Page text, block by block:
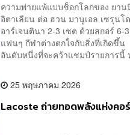
ความพ่ายแพ้แบบช็อกโลกของ ยา
อิตาเลียน ต่อ ฮวน มานูเอล เซรุน
อาร์เจนตินา 2-3 เซต ด้วยสกอร์ 6-
แฟนๆ กีฬาต่างตกใจกับสิ่งที่เกิดขึ้น
อันดับหนึ่งที่จะคว้าแชมป์รายการนี้
25 พฤษภาคม 2026
Lacoste ถ่ายทอดพลังแห่งคอ